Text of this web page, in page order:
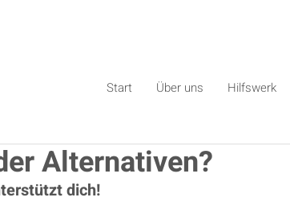
Start Über uns Hilfswerk
Alternativen?
dich!